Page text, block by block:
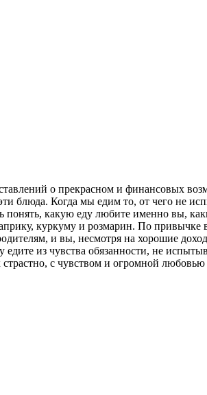
о прекрасном и финансовых
блюда. Когда мы едим то, от чего не
понять, какую еду любите именно вы,
куркуму и розмарин. По привычке
и вы, несмотря на хорошие
из чувства обязанности, не
с чувством и огромной